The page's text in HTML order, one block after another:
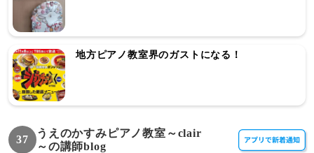
地方ピアノ教室界のガストになる！
37
うえのかすみピアノ教室～clair
～の講師blog